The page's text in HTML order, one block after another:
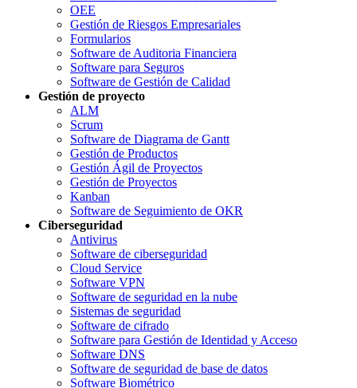
OEE
Gestión de Riesgos Empresariales
Formularios
Software de Auditoria Financiera
Software para Seguros
Software de Gestión de Calidad
Gestión de proyecto
ALM
Scrum
Software de Diagrama de Gantt
Gestión de Productos
Gestión Ágil de Proyectos
Gestión de Proyectos
Kanban
Software de Seguimiento de OKR
Ciberseguridad
Antivirus
Software de ciberseguridad
Cloud Service
Software VPN
Software de seguridad en la nube
Sistemas de seguridad
Software de cifrado
Software para Gestión de Identidad y Acceso
Software DNS
Software de seguridad de base de datos
Software Biométrico